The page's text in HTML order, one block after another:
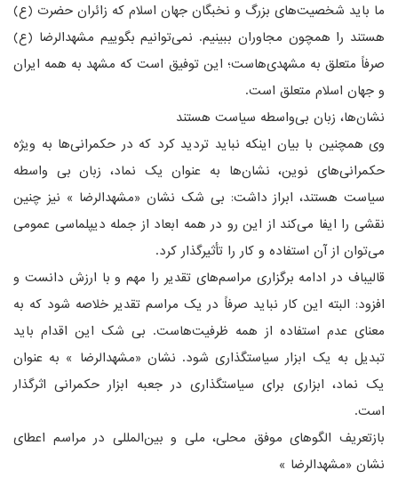
ما باید شخصیت‌های بزرگ و نخبگان جهان اسلام که زائران حضرت (ع)
هستند را همچون مجاوران ببینیم. نمی‌توانیم بگوییم مشهدالرضا (ع)
صرفاً متعلق به مشهدی‌هاست؛ این توفیق است که مشهد به همه ایران
و جهان اسلام متعلق است.
نشان‌ها، زبان بی‌واسطه سیاست هستند
وی همچنین با بیان اینکه نباید تردید کرد که در حکمرانی‌ها به ویژه
حکمرانی‌های نوین، نشان‌ها به عنوان یک نماد، زبان بی واسطه
سیاست هستند، ابراز داشت: بی شک نشان «مشهدالرضا » نیز چنین
نقشی را ایفا می‌کند از این رو در همه ابعاد از جمله دیپلماسی عمومی
می‌توان از آن استفاده و کار را تأثیرگذار کرد.
قالیباف در ادامه برگزاری مراسم‌های تقدیر را مهم و با ارزش دانست و
افزود: البته این کار نباید صرفاً در یک مراسم تقدیر خلاصه شود که به
معنای عدم استفاده از همه ظرفیت‌هاست. بی شک این اقدام باید
تبدیل به یک ابزار سیاستگذاری شود. نشان «مشهدالرضا » به عنوان
یک نماد، ابزاری برای سیاستگذاری در جعبه ابزار حکمرانی اثرگذار
است.
بازتعریف الگوهای موفق محلی، ملی و بین‌المللی در مراسم اعطای
نشان «مشهدالرضا »